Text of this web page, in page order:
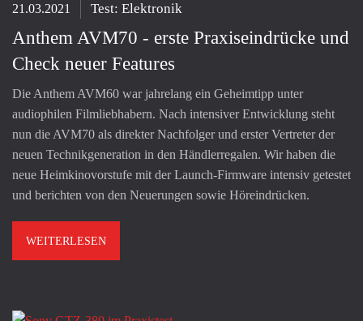
21.03.2021 Test: Elektronik
Anthem AVM70 - erste Praxiseindrücke und
Check neuer Features
Die Anthem AVM60 war jahrelang ein Geheimtipp unter
audiophilen Filmliebhabern. Nach intensiver Entwicklung steht
nun die AVM70 als direkter Nachfolger und erster Vertreter der
neuen Technikgeneration in den Händlerregalen. Wir haben die
neue Heimkinovorstufe mit der Launch-Firmware intensiv getestet
und berichten von den Neuerungen sowie Höreindrücken.
WEITERLESEN